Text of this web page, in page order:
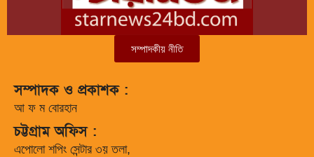
সম্পাদকীয় নীতি
সম্পাদক ও প্রকাশক :
আ ফ ম বোরহান
চট্টগ্রাম অফিস :
এপোলো শপিং সেন্টার ৩য় তলা,